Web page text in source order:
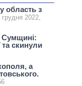
область з
грудня 2022,
Сумщині:
та скинули
а